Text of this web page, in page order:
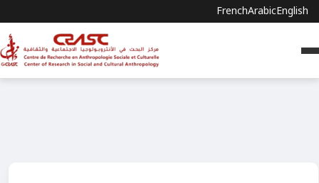
FrenchArabicEnglish